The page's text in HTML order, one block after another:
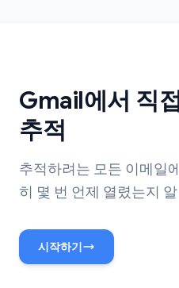
Gmail에서 직
추적
추적하려는 모든 이메일
히 몇 번 언제 열렸는지
시작하기